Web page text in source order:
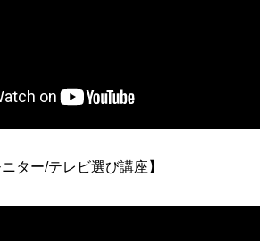
ター/テレビ選び講座】